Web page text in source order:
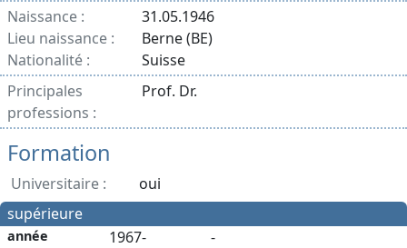
Naissance :
31.05.1946
Lieu naissance :
Berne (BE)
Nationalité :
Suisse
Principales
professions :
Prof. Dr.
Formation
Universitaire :
oui
supérieure
année
1967-
-